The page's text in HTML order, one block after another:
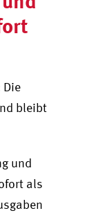
Die
bleibt
und
als